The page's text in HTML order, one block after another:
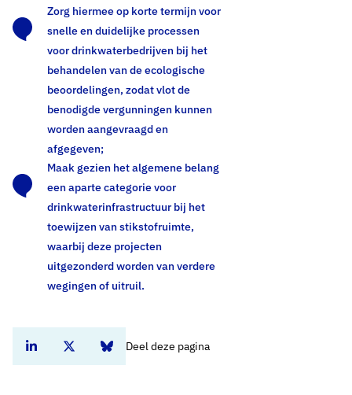
Mirja Baneke
drs. Arjen Frentz
Zorg hiermee op korte termijn voor
snelle en duidelijke processen
voor drinkwaterbedrijven bij het
behandelen van de ecologische
beoordelingen, zodat vlot de
benodigde vergunningen kunnen
worden aangevraagd en
afgegeven;
Maak gezien het algemene belang
een aparte categorie voor
drinkwaterinfrastructuur bij het
toewijzen van stikstofruimte,
waarbij deze projecten
uitgezonderd worden van verdere
wegingen of uitruil.
Deel deze pagina
Deel dit artikel op Linkedin
Deel dit artikel op Twitter
Deel dit artikel op Bluesky